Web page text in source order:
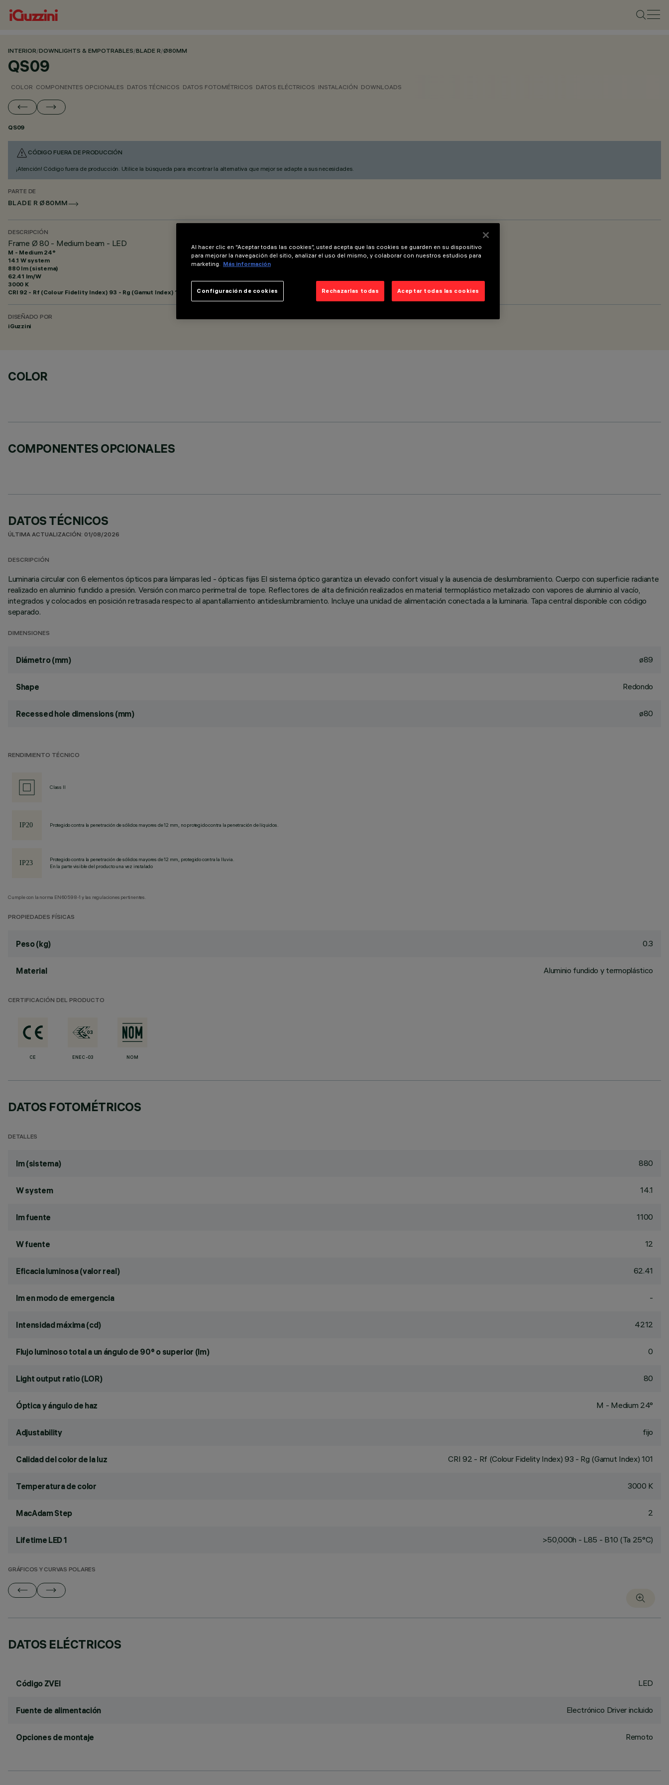
INTERIOR/DOWNLIGHTS & EMPOTRABLES/BLADE R/Ø80MM
QS09
COLOR COMPONENTES OPCIONALES DATOS TÉCNICOS DATOS FOTOMÉTRICOS DATOS ELÉCTRICOS INSTALACIÓN DOWNLOADS
QS09
CÓDIGO FUERA DE PRODUCCIÓN
¡Atención! Código fuera de producción. Utilice la búsqueda para encontrar la alternativa que mejor se adapte a sus necesidades.
PARTE DE
BLADE R Ø80MM
DESCRIPCIÓN
Frame Ø 80 - Medium beam - LED
M - Medium 24°
14.1 W system
880 lm (sistema)
62.41 lm/W
3000 K
CRI 92 - Rf (Colour Fidelity Index) 93 - Rg (Gamut Index) 101
DISEÑADO POR
iGuzzini
COLOR
COMPONENTES OPCIONALES
DATOS TÉCNICOS
ÚLTIMA ACTUALIZACIÓN: 01/08/2026
DESCRIPCIÓN
Luminaria circular con 6 elementos ópticos para lámparas led - ópticas fijas El sistema óptico garantiza un elevado confort visual y la ausencia de deslumbramiento. Cuerpo con superficie radiante
realizado en aluminio fundido a presión. Versión con marco perimetral de tope. Reflectores de alta definición realizados en material termoplástico metalizado con vapores de aluminio al vacío,
integrados y colocados en posición retrasada respecto al apantallamiento antideslumbramiento. Incluye una unidad de alimentación conectada a la luminaria. Tapa central disponible con código
separado.
DIMENSIONES
Diámetro (mm) ø89
Shape Redondo
Recessed hole dimensions (mm) ø80
RENDIMIENTO TÉCNICO
Class II
Protegido contra la penetración de sólidos mayores de 12 mm, no protegido contra la penetración de líquidos.
Protegido contra la penetración de sólidos mayores de 12 mm, protegido contra la lluvia.
En la parte visible del producto una vez instalado
Cumple con la norma EN60598-1 y las regulaciones pertinentes.
PROPIEDADES FÍSICAS
Peso (kg) 0.3
Material Aluminio fundido y termoplástico
CERTIFICACIÓN DEL PRODUCTO
CE ENEC-03 NOM
DATOS FOTOMÉTRICOS
DETALLES
lm (sistema) 880
W system 14.1
lm fuente 1100
W fuente 12
Eficacia luminosa (valor real) 62.41
lm en modo de emergencia -
Intensidad máxima (cd) 4212
Flujo luminoso total a un ángulo de 90° o superior (lm) 0
Light output ratio (LOR) 80
Óptica y ángulo de haz M - Medium 24°
Adjustability fijo
Calidad del color de la luz CRI92 - Rf (Colour Fidelity Index) 93 - Rg (Gamut Index) 101
Temperatura de color 3000 K
MacAdam Step 2
Lifetime LED 1 >50,000h - L85 - B10 (Ta 25°C)
GRÁFICOS Y CURVAS POLARES
DATOS ELÉCTRICOS
Código ZVEI LED
Fuente de alimentación Electrónico Driver incluido
Opciones de montaje Remoto
Al hacer clic en “Aceptar todas las cookies”, usted acepta que las cookies se guarden en su dispositivo
para mejorar la navegación del sitio, analizar el uso del mismo, y colaborar con nuestros estudios para
marketing. Más información
Rechazarlas todas Aceptar todas las cookies
Configuración de cookies